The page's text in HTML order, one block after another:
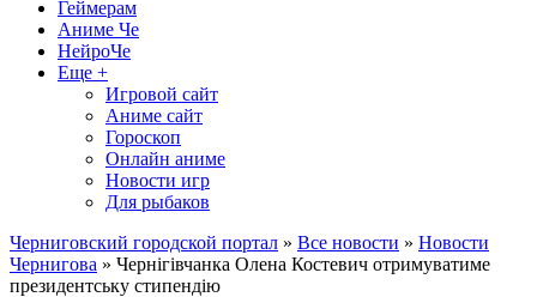
Геймерам
Аниме Че
НейроЧе
Еще +
Игровой сайт
Аниме сайт
Гороскоп
Онлайн аниме
Новости игр
Для рыбаков
Черниговский городской портал » Все новости » Новости
Чернигова » Чернігівчанка Олена Костевич отримуватиме
президентську стипендію